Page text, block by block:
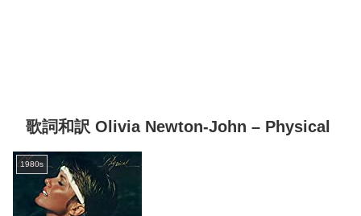
歌詞和訳 Olivia Newton-John – Physical
1980s